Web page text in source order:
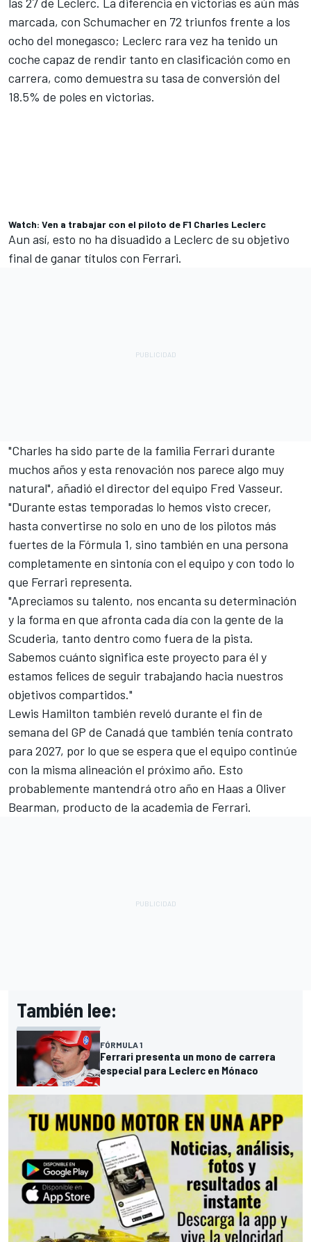
marcada, con Schumacher en 72 triunfos frente a los
ocho del monegasco; Leclerc rara vez ha tenido un
coche capaz de rendir tanto en clasificación como en
carrera, como demuestra su tasa de conversión del
18.5% de poles en victorias.
Watch: Ven a trabajar con el piloto de F1 Charles Leclerc
Aun así, esto no ha disuadido a Leclerc de su objetivo
final de ganar títulos con Ferrari.
"Charles ha sido parte de la familia Ferrari durante
muchos años y esta renovación nos parece algo muy
natural", añadió el director del equipo Fred Vasseur.
"Durante estas temporadas lo hemos visto crecer,
hasta convertirse no solo en uno de los pilotos más
fuertes de la Fórmula 1, sino también en una persona
completamente en sintonía con el equipo y con todo lo
que Ferrari representa.
"Apreciamos su talento, nos encanta su determinación
y la forma en que afronta cada día con la gente de la
Scuderia, tanto dentro como fuera de la pista.
Sabemos cuánto significa este proyecto para él y
estamos felices de seguir trabajando hacia nuestros
objetivos compartidos."
Lewis Hamilton también reveló durante el fin de
semana del GP de Canadá que también tenía contrato
para 2027, por lo que se espera que el equipo continúe
con la misma alineación el próximo año. Esto
probablemente mantendrá otro año en Haas a Oliver
Bearman, producto de la academia de Ferrari.
También lee:
FÓRMULA 1
Ferrari presenta un mono de carrera
especial para Leclerc en Mónaco